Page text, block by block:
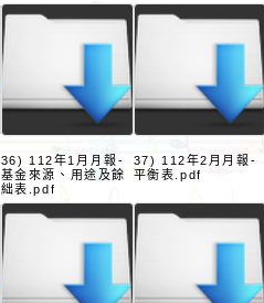
36) 112年1月月報-
基金來源、用途及餘
絀表.pdf
37) 112年2月月報-
平衡表.pdf